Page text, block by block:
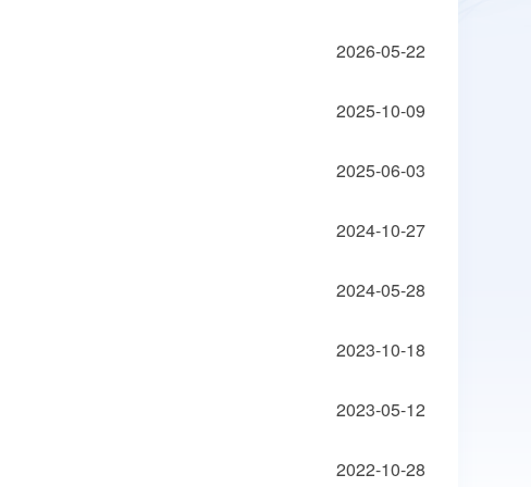
2026-05-22
2025-10-09
2025-06-03
2024-10-27
2024-05-28
2023-10-18
2023-05-12
2022-10-28